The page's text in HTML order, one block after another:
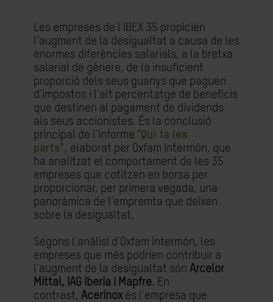
Les empreses de l'IBEX 35 propicien
l'augment de la desigualtat a causa de les
enormes diferències salarials, a la bretxa
salarial de gènere, de la insuficient
proporció dels seus guanys que paguen
d'impostos i l'alt percentatge de beneficis
que destinen al pagament de dividends
als seus accionistes. És la conclusió
principal de l'informe "Qui fa les
parts", elaborat per Oxfam Intermón, que
ha analitzat el comportament de les 35
empreses que cotitzen en borsa per
proporcionar, per primera vegada, una
panoràmica de l'empremta que deixen
sobre la desigualtat.
Segons l'anàlisi d'Oxfam Intermón, les
empreses que més podrien contribuir a
l'augment de la desigualtat són Arcelor
Mittal, IAG Iberia i Mapfre. En
contrast, Acerinox és l'empresa que